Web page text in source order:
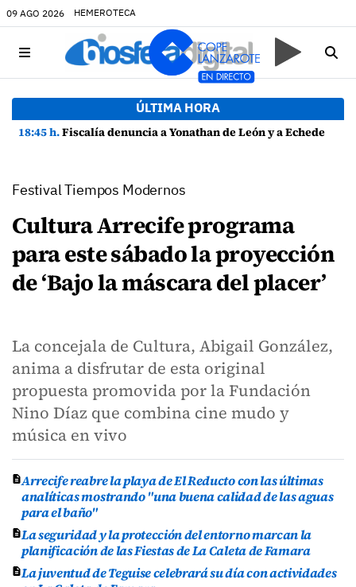
09 AGO 2026 HEMEROTECA
ÚLTIMA HORA
18:45 h.Fiscalía denuncia a Yonathan de León y a Echedey Eugenio por presuntas anomalías en contratos festivos
Festival Tiempos Modernos
Cultura Arrecife programa
para este sábado la proyección
de ‘Bajo la máscara del placer’
La concejala de Cultura, Abigail González,
anima a disfrutar de esta original
propuesta promovida por la Fundación
Nino Díaz que combina cine mudo y
música en vivo
Arrecife reabre la playa de El Reducto con las últimas
analíticas mostrando "una buena calidad de las aguas
para el baño"
La seguridad y la protección del entorno marcan la
planificación de las Fiestas de La Caleta de Famara
La juventud de Teguise celebrará su día con actividades